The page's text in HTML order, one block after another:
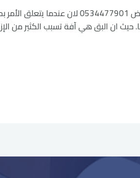
شركة مكافحة بق الفراش فى
ان البق هي آفة تسبب الكثير من